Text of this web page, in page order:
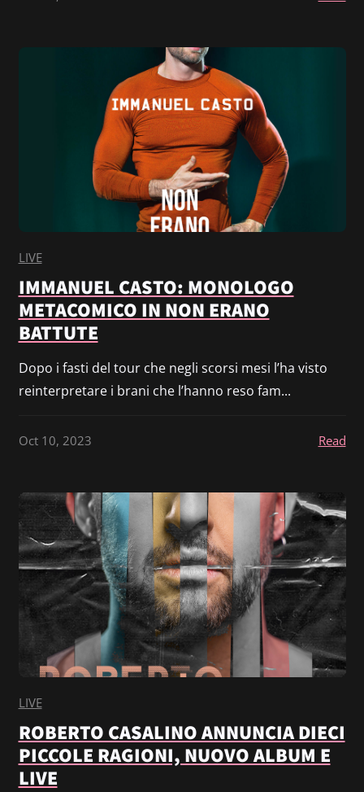
LIVE
IMMANUEL CASTO: MONOLOGO
METACOMICO IN NON ERANO
BATTUTE
Dopo i fasti del tour che negli scorsi mesi l’ha visto
reinterpretare i brani che l’hanno reso fam...
Oct 10, 2023 Read
LIVE
ROBERTO CASALINO ANNUNCIA DIECI
PICCOLE RAGIONI, NUOVO ALBUM E
LIVE